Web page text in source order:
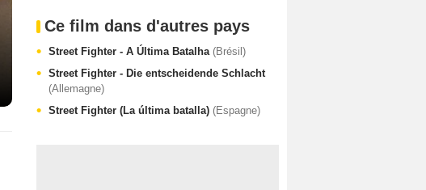
Ce film dans d'autres pays
Street Fighter - A Última Batalha (Brésil)
Street Fighter - Die entscheidende Schlacht
(Allemagne)
Street Fighter (La última batalla) (Espagne)